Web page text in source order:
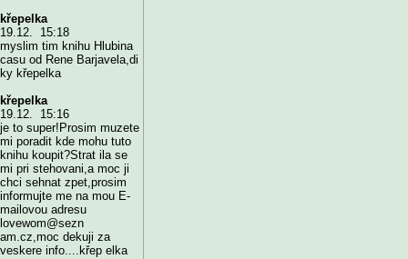
křepelka
19.12. 15:18
myslim tim knihu Hlubina
casu od Rene Barjavela,di
ky křepelka
křepelka
19.12. 15:16
je to super!Prosim muzete
mi poradit kde mohu tuto
knihu koupit?Strat ila se
mi pri stehovani,a moc ji
chci sehnat zpet,prosim
informujte me na mou E-
mailovou adresu
lovewom@sezn
am.cz,moc dekuji za
veskere info....křep elka